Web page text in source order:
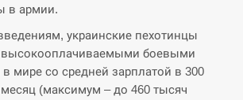
лицензии на Patriot для
на сомнения…
в армии.
украинские пехотинцы
высокооплачиваемыми боевыми
мире со средней зарплатой в 300
(максимум – до 460 тысяч